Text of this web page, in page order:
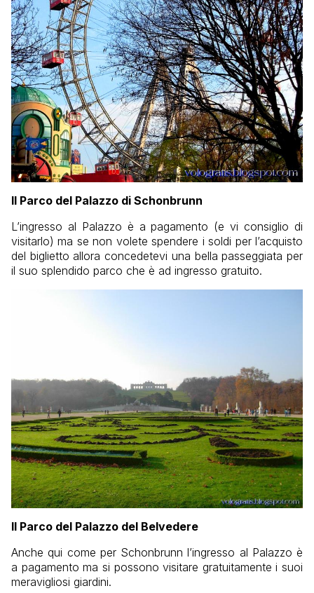
Il Parco del Palazzo di Schonbrunn
L’ingresso al Palazzo è a pagamento (e vi consiglio di
visitarlo) ma se non volete spendere i soldi per l’acquisto
del biglietto allora concedetevi una bella passeggiata per
il suo splendido parco che è ad ingresso gratuito.
Il Parco del Palazzo del Belvedere
Anche qui come per Schonbrunn l’ingresso al Palazzo è
a pagamento ma si possono visitare gratuitamente i suoi
meravigliosi giardini.